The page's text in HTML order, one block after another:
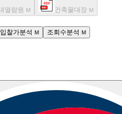
열람원 M 건축물대장 M
입찰가분석 M 조회수분석 M